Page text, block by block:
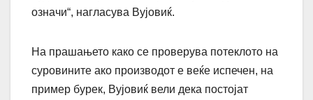
означи“, нагласува Вујовиќ.
На прашањето како се проверува потеклото на
суровините ако производот е веќе испечен, на
пример бурек, Вујовиќ вели дека постојат